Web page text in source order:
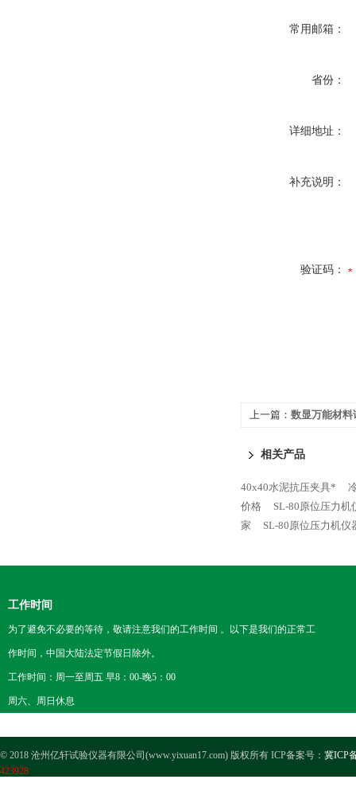
常用邮箱：
省份：
详细地址：
补充说明：
验证码：
上一篇： 数显万能材料
相关产品
40x40水泥抗压夹具*
价格
SL-80原位压力机
家
SL-80原位压力机仪
工作时间
为了避免不必要的等待，敬请注意我们的工作时间 。以下是我们的正常工
作时间，中国大陆法定节假日除外。
工作时间：周一至周五 早8：00-晚5：00
周六、周日休息
© 2018 沧州亿轩试验仪器有限公司(www.yixuan17.com) 版权所有 ICP备案号： 冀ICP
423928